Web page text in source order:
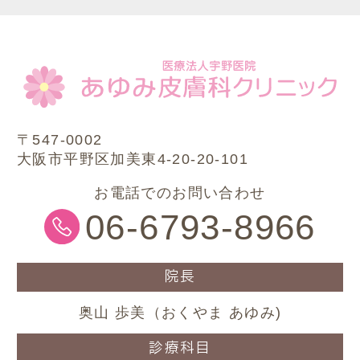
〒547-0002
大阪市平野区加美東4-20-20-101
お電話でのお問い合わせ
06-6793-8966
院長
奥山 歩美（おくやま あゆみ)
診療科目